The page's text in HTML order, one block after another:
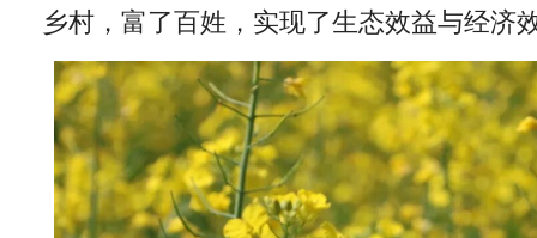
乡村，富了百姓，实现了生态效益与经济